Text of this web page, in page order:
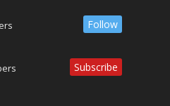
Follow
Subscribe